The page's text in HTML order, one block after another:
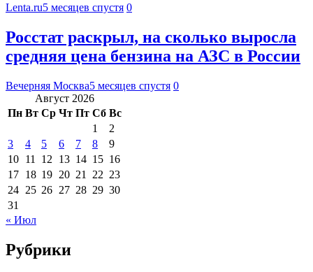
Lenta.ru5 месяцев спустя 0
Росстат раскрыл, на сколько выросла
средняя цена бензина на АЗС в России
Вечерняя Москва5 месяцев спустя 0
Август 2026
Пн Вт Ср Чт Пт Сб Вс
1
2
3
4 5 6 7 8
9
10 11 12 13 14 15 16
17 18 19 20 21 22 23
24 25 26 27 28 29 30
31
« Июл
Рубрики